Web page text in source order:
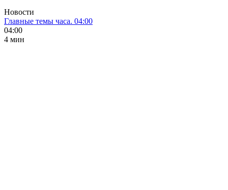
Новости
Главные темы часа. 04:00
04:00
4 мин